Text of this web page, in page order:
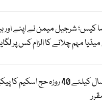
کیس؛ شرجیل میمن نے اپنے
مہم چلانے کا الزام کس پر